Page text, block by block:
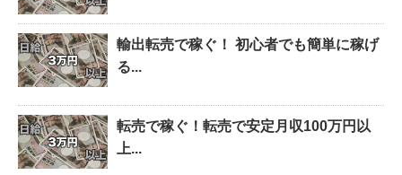
輸出転売で稼ぐ！ 初心者でも簡単に稼げ
る...
転売で稼ぐ！転売で安定月収100万円以
上...